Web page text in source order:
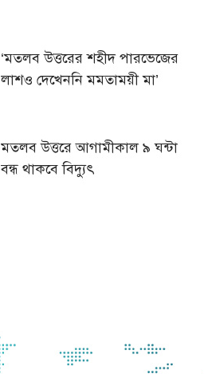
‘মতলব উত্তরের শহীদ পারভেজের
লাশও দেখেননি মমতাময়ী মা’
মতলব উত্তরে আগামীকাল ৯ ঘন্টা
বন্ধ থাকবে বিদ্যুৎ